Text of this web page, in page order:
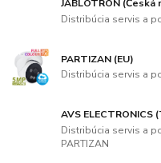
JABLOTRON
Distribúcia servis a
PARTIZAN (EU)
Distribúcia servis a
AVS ELECTRONICS
Distribúcia servis a
PARTIZAN